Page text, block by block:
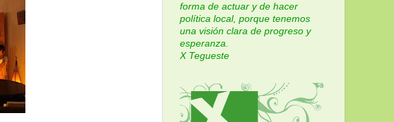
forma de actuar y de hacer
política local, porque tenemos
una visión clara de progreso y
esperanza.
X Tegueste